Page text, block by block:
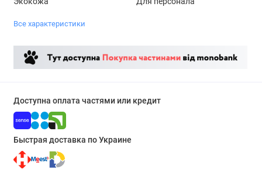
Все характеристики
Доступна оплата частями или кредит
Быстрая доставка по Украине